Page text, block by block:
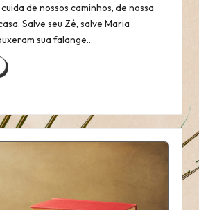
de nossos caminhos, de nossa
Salve seu Zé, salve Maria
sua falange…